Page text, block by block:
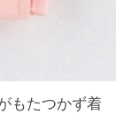
もたつかず着